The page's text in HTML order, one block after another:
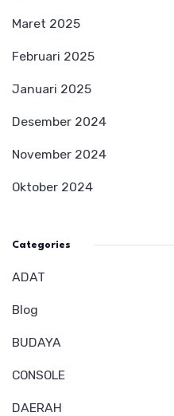
Maret 2025
Februari 2025
Januari 2025
Desember 2024
November 2024
Oktober 2024
Categories
ADAT
Blog
BUDAYA
CONSOLE
DAERAH